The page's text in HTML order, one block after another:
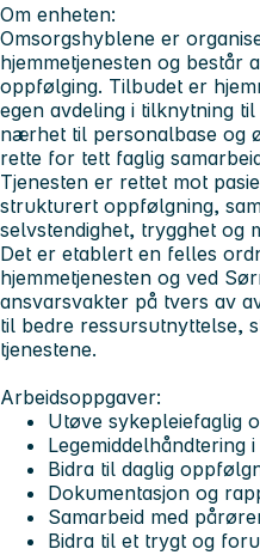
Om enheten:
Omsorgshyblene er
hjemmetjenesten og består
oppfølging. Tilbudet er
egen avdeling i tilknytning
nærhet til personalbase og
rette for tett faglig
Tjenesten er rettet mot
strukturert oppfølgning,
selvstendighet, trygghet og
Det er etablert en felles
hjemmetjenesten og ved
ansvarsvakter på tvers av
til bedre ressursutnyttelse,
tjenestene.
Arbeidsoppgaver:
Utøve sykepleiefaglig
Legemiddelhåndtering
Bidra til daglig
Dokumentasjon og
Samarbeid med
Bidra til et trygt og